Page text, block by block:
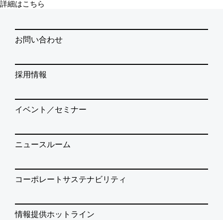
詳細はこちら
お問い合わせ
採用情報
イベント／セミナー
ニュースルーム
コーポレートサステナビリティ
情報提供ホットライン